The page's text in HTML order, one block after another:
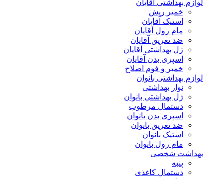
لوازم بهداشتی آقایان
خمیر ریش
استیک آقایان
مام رول آقایان
ضد تعریق آقایان
ژل بهداشتی آقایان
اسپری بدن آقایان
خمیر و فوم اصلاح
لوازم بهداشتی بانوان
نوار بهداشتی
ژل بهداشتی بانوان
دستمال مرطوب
اسپری بدن بانوان
ضد تعریق بانوان
استیک بانوان
مام رول بانوان
بهداشت شخصی
پنبه
دستمال کاغذی